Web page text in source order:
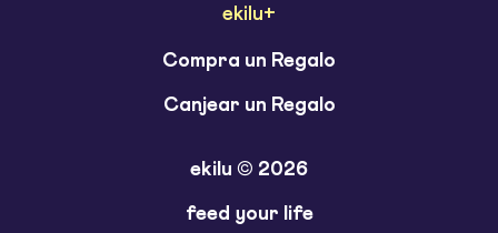
ekilu+
Compra un Regalo
Canjear un Regalo
ekilu © 2026
feed your life